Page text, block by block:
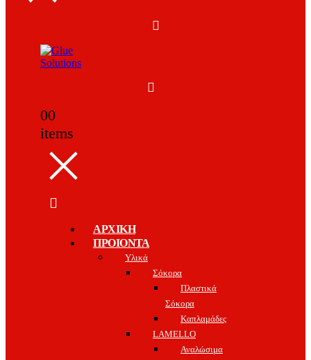
00
items
ΑΡΧΙΚΗ
ΠΡΟΙΟΝΤΑ
Υλικά
Σόκορα
Πλαστικά
Σόκορα
Καπλαμάδες
LAMELLO
Αναλώσιμα